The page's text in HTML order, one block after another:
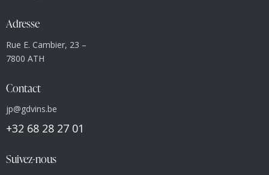
Adresse
Rue E. Cambier, 23 –
7800 ATH
Contact
jp@gdvins.be
+32 68 28 27 01
Suivez-nous